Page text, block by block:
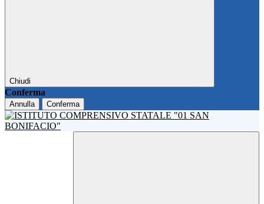
Chiudi
Conferma
Annulla Conferma